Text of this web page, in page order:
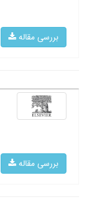
بررسی مقاله
بررسی مقاله